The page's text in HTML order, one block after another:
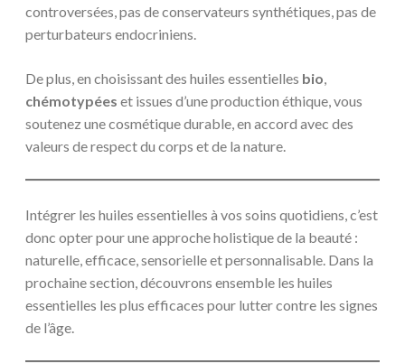
controversées, pas de conservateurs synthétiques, pas de
perturbateurs endocriniens.
De plus, en choisissant des huiles essentielles bio
chémotypées et issues d’une production éthique, vous
soutenez une cosmétique durable, en accord avec des
valeurs de respect du corps et de la nature.
Intégrer les huiles essentielles à vos soins quotidiens, c’est
donc opter pour une approche holistique de la beauté :
naturelle, efficace, sensorielle et personnalisable. Dans la
prochaine section, découvrons ensemble les huiles
essentielles les plus efficaces pour lutter contre les signes
de l’âge.